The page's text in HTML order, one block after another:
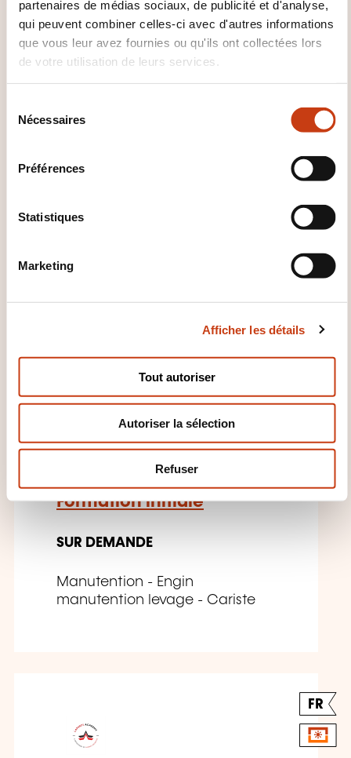
partenaires de médias sociaux, de publicité et d'analyse,
qui peuvent combiner celles-ci avec d'autres informations
que vous leur avez fournies ou qu'ils ont collectées lors
de votre utilisation de leurs services.
n
Nécessaires
Préférences
Statistiques
Marketing
Afficher les détails
Tout autoriser
Autoriser la sélection
Refuser
VOUS INTÉRESSER
ACS Chariot télescopique
Manutention - Engin
ACS Chariot frontal -
Formation initiale
SUR DEMANDE
Manutention - Engin
manutention levage - Cariste
FR